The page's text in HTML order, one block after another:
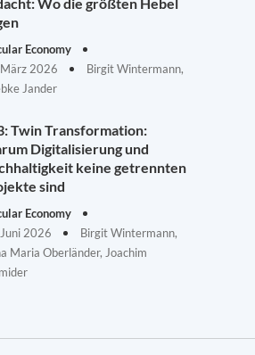
Economy
2026
Birgit Wintermann,
Jander
Twin Transformation:
Digitalisierung und
keine getrennten
sind
Economy
2026
Birgit Wintermann,
Maria Oberländer, Joachim